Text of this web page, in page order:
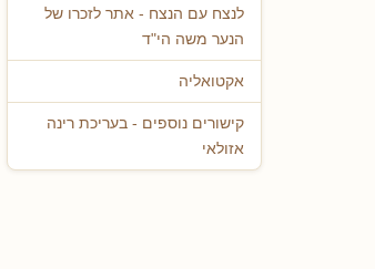
לנצח עם הנצח - אתר לזכרו של
הנער משה הי"ד
אקטואליה
קישורים נוספים - בעריכת רינה
אזולאי